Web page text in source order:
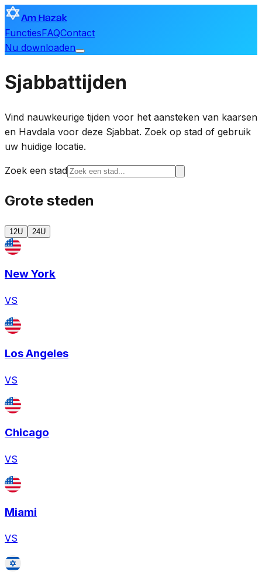
Am Hazak
FunctiesFAQContact
Nu downloaden
Sjabbattijden
Vind nauwkeurige tijden voor het aansteken van kaarsen
en Havdala voor deze Sjabbat. Zoek op stad of gebruik
uw huidige locatie.
Zoek een stad
Grote steden
12U 24U
New York
VS
Los Angeles
VS
Chicago
VS
Miami
VS